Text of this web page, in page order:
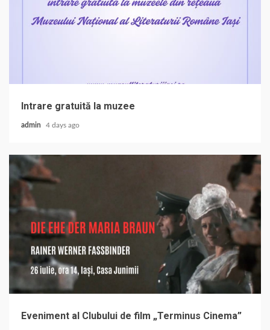
Intrare gratuită la muzee
admin 4 days ago
Eveniment al Clubului de film „Terminus Cinema”